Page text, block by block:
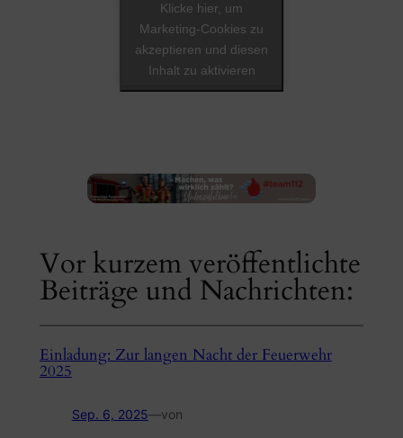
Klicke hier, um
Marketing-Cookies zu
akzeptieren und diesen
Inhalt zu aktivieren
Vor kurzem veröffentlichte
Beiträge und Nachrichten:
Einladung: Zur langen Nacht der Feuerwehr
2025
Sep. 6, 2025—von